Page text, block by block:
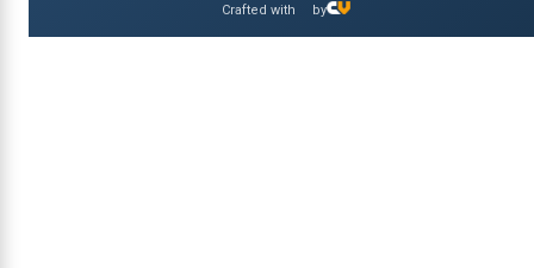
Crafted with
by